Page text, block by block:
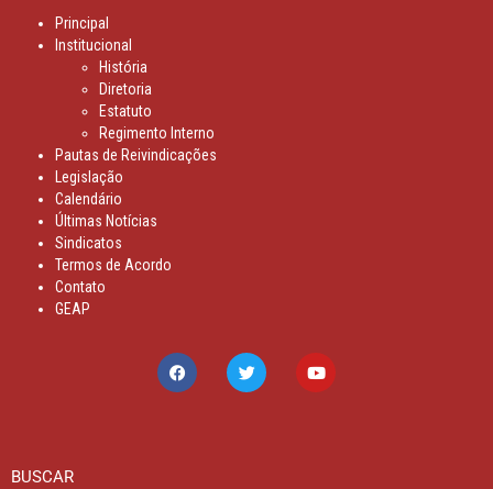
Principal
Institucional
História
Diretoria
Estatuto
Regimento Interno
Pautas de Reivindicações
Legislação
Calendário
Últimas Notícias
Sindicatos
Termos de Acordo
Contato
GEAP
BUSCAR